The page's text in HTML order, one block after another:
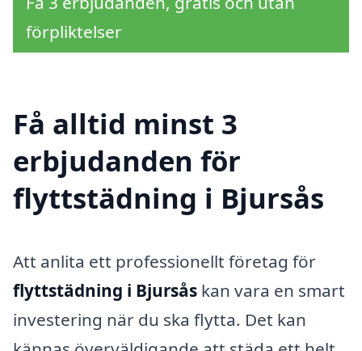
förpliktelser
Få alltid minst 3
erbjudanden för
flyttstädning i Bjursås
Att anlita ett professionellt företag för
flyttstädning i Bjursås kan vara en smart
investering när du ska flytta. Det kan